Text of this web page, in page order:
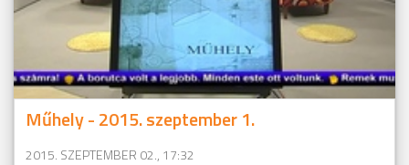
Műhely - 2015. szeptember 1.
2015. SZEPTEMBER 02., 17:32